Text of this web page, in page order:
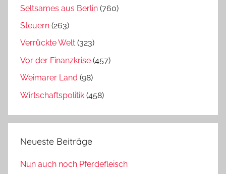
Seltsames aus Berlin (760)
Steuern (263)
Verrückte Welt (323)
Vor der Finanzkrise (457)
Weimarer Land (98)
Wirtschaftspolitik (458)
Neueste Beiträge
Nun auch noch Pferdefleisch